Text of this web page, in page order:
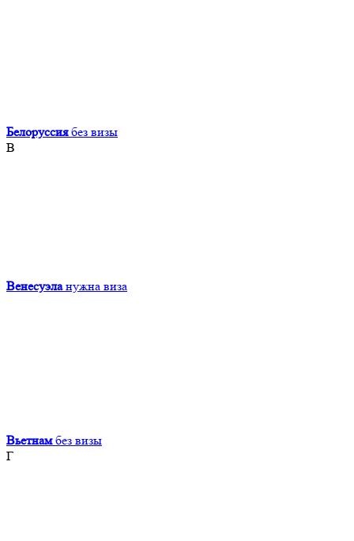
Белоруссия без визы
В
Венесуэла нужна виза
Вьетнам без визы
Г